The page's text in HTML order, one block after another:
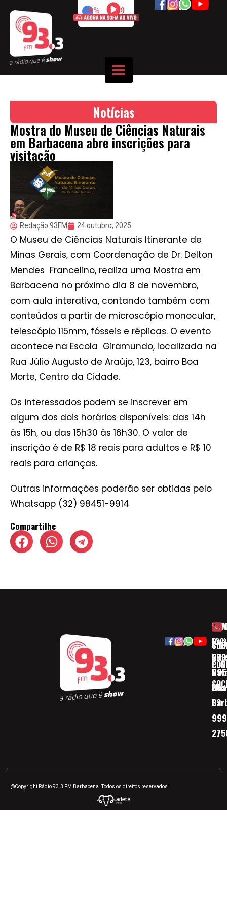
50%
Notícias
Mostra do Museu de Ciências Naturais
em Barbacena abre inscrições para
visitação
Redação 93FM 24 outubro, 2025
O Museu de Ciências Naturais Itinerante de
Minas Gerais, com Coordenação de Dr. Delton
Mendes Francelino, realiza uma Mostra em
Barbacena no próximo dia 8 de novembro,
com aula interativa, contando também com
conteúdos a partir de microscópio monocular,
telescópio 115mm, fósseis e réplicas. O evento
acontece na Escola Giramundo, localizada na
Rua Júlio Augusto de Araújo, 123, bairro Boa
Morte, Centro da Cidade.
Os interessados podem se inscrever em
algum dos dois horários disponíveis: das 14h
às 15h, ou das 15h30 às 16h30. O valor de
inscrição é de R$ 18 reais para adultos e R$ 10
reais para crianças.
Outras informações poderão ser obtidas pelo
Whatsapp (32) 98451-9914
Compartilhe
(32)
32
@Copyright Rádio 93.3 FM Barbacena. Todos os direitos reservados